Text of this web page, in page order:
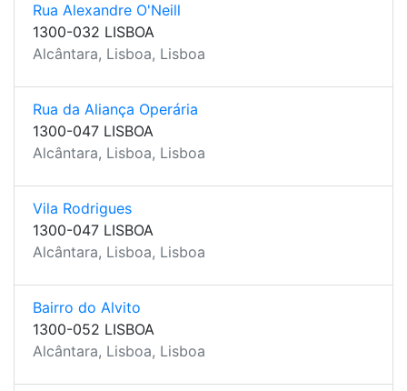
Rua Alexandre O'Neill
1300-032 LISBOA
Alcântara, Lisboa, Lisboa
Rua da Aliança Operária
1300-047 LISBOA
Alcântara, Lisboa, Lisboa
Vila Rodrigues
1300-047 LISBOA
Alcântara, Lisboa, Lisboa
Bairro do Alvito
1300-052 LISBOA
Alcântara, Lisboa, Lisboa